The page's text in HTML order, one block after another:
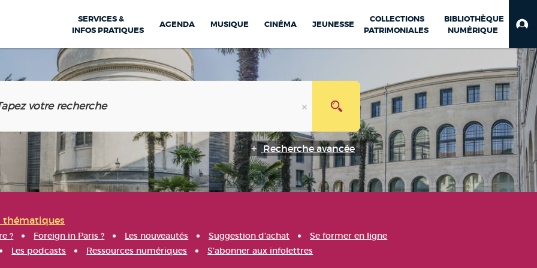
SERVICES &
INFOS PRATIQUES
AGENDA MUSIQUE CINÉMA JEUNESSE
COLLECTIONS
PATRIMONIALES
BIBLIOTHÈQUE
NUMÉRIQUE
Recherche avancée
thématiques
? Foreign in Paris ? Les nouveautés Suggestion d'achat
Se former en ligne
Les podcasts Ressources numériques S'abonner aux infolettres